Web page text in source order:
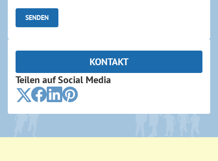
KONTAKT
Teilen auf Social Media